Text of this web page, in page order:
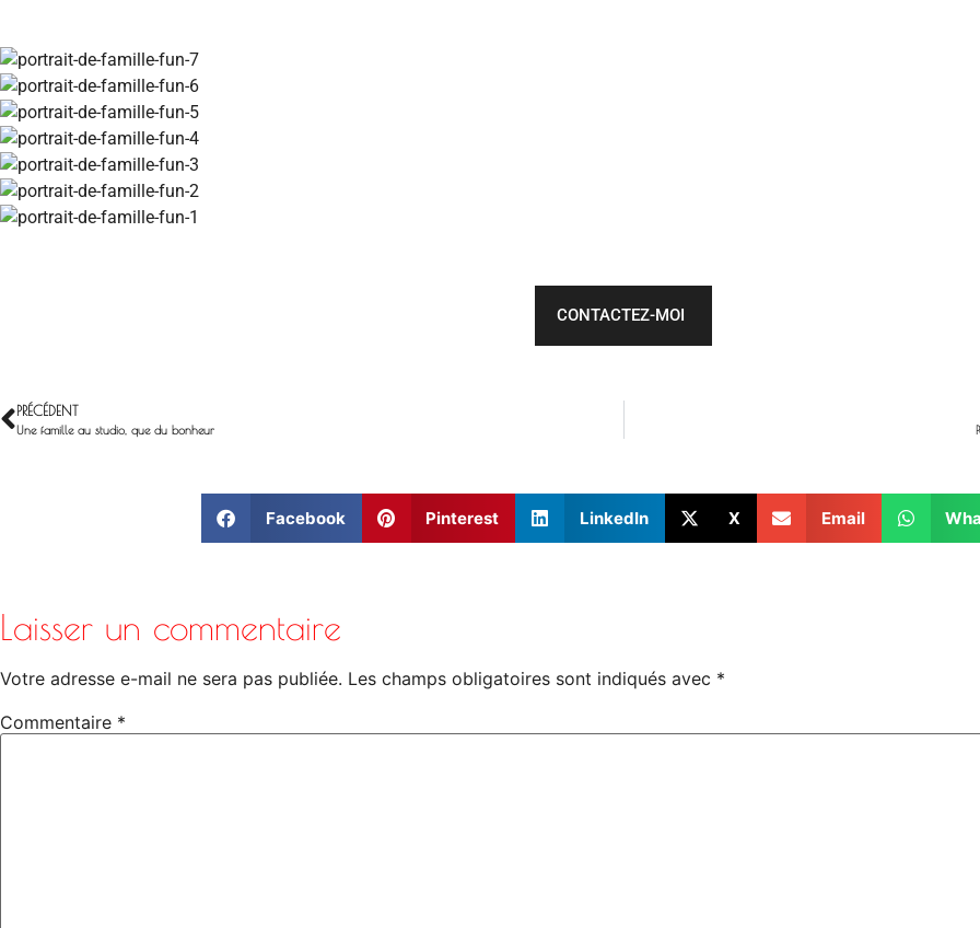
CONTACTEZ-MOI
PRÉCÉDENT
Une famille au studio, que du bonheur
Facebook Pinterest LinkedIn X Email
Laisser un commentaire
Votre adresse e-mail ne sera pas publiée. Les champs obligatoires sont indiqués avec *
Commentaire *